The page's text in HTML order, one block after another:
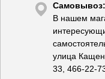
Самовывоз:
В нашем
улица
33, 466-22-